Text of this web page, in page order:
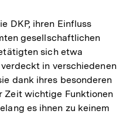
DKP, ihren Einfluss
gesellschaftlichen
sich etwa
in verschiedenen
dank ihres besonderen
Zeit wichtige Funktionen
es ihnen zu keinem